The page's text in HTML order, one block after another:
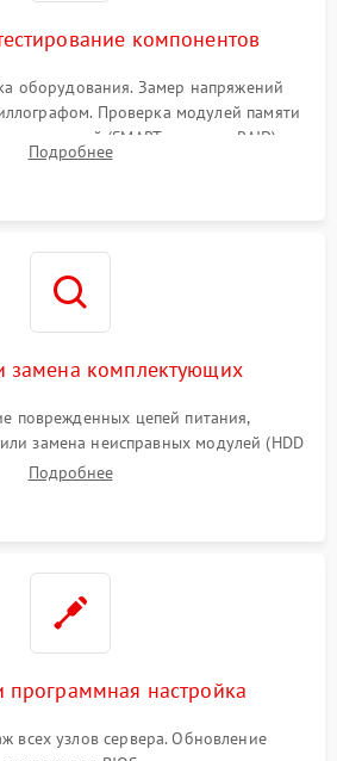
компонентов
оборудования. Замер напряжений
Проверка модулей памяти
(SMART, массивы RAID)
диагностическими утилитами.
Подробнее
замена комплектующих
поврежденных цепей питания,
замена неисправных модулей (HDD
Подробнее
программная настройка
всех узлов сервера. Обновление